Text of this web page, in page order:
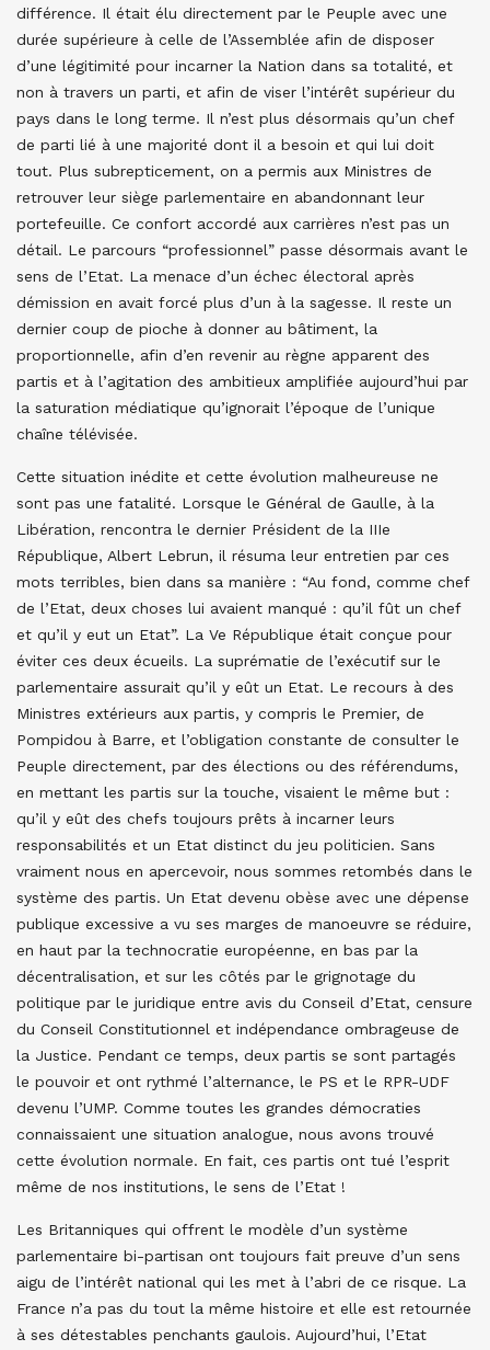
différence. Il était élu directement par le Peuple avec une
durée supérieure à celle de l’Assemblée afin de disposer
d’une légitimité pour incarner la Nation dans sa totalité, et
non à travers un parti, et afin de viser l’intérêt supérieur du
pays dans le long terme. Il n’est plus désormais qu’un chef
de parti lié à une majorité dont il a besoin et qui lui doit
tout. Plus subrepticement, on a permis aux Ministres de
retrouver leur siège parlementaire en abandonnant leur
portefeuille. Ce confort accordé aux carrières n’est pas un
détail. Le parcours “professionnel” passe désormais avant le
sens de l’Etat. La menace d’un échec électoral après
démission en avait forcé plus d’un à la sagesse. Il reste un
dernier coup de pioche à donner au bâtiment, la
proportionnelle, afin d’en revenir au règne apparent des
partis et à l’agitation des ambitieux amplifiée aujourd’hui par
la saturation médiatique qu’ignorait l’époque de l’unique
chaîne télévisée.
Cette situation inédite et cette évolution malheureuse ne
sont pas une fatalité. Lorsque le Général de Gaulle, à la
Libération, rencontra le dernier Président de la IIIe
République, Albert Lebrun, il résuma leur entretien par ces
mots terribles, bien dans sa manière : “Au fond, comme chef
de l’Etat, deux choses lui avaient manqué : qu’il fût un chef
et qu’il y eut un Etat”. La Ve République était conçue pour
éviter ces deux écueils. La suprématie de l’exécutif sur le
parlementaire assurait qu’il y eût un Etat. Le recours à des
Ministres extérieurs aux partis, y compris le Premier, de
Pompidou à Barre, et l’obligation constante de consulter le
Peuple directement, par des élections ou des référendums,
en mettant les partis sur la touche, visaient le même but :
qu’il y eût des chefs toujours prêts à incarner leurs
responsabilités et un Etat distinct du jeu politicien. Sans
vraiment nous en apercevoir, nous sommes retombés dans le
système des partis. Un Etat devenu obèse avec une dépense
publique excessive a vu ses marges de manoeuvre se réduire,
en haut par la technocratie européenne, en bas par la
décentralisation, et sur les côtés par le grignotage du
politique par le juridique entre avis du Conseil d’Etat, censure
du Conseil Constitutionnel et indépendance ombrageuse de
la Justice. Pendant ce temps, deux partis se sont partagés
le pouvoir et ont rythmé l’alternance, le PS et le RPR-UDF
devenu l’UMP. Comme toutes les grandes démocraties
connaissaient une situation analogue, nous avons trouvé
cette évolution normale. En fait, ces partis ont tué l’esprit
même de nos institutions, le sens de l’Etat !
Les Britanniques qui offrent le modèle d’un système
parlementaire bi-partisan ont toujours fait preuve d’un sens
aigu de l’intérêt national qui les met à l’abri de ce risque. La
France n’a pas du tout la même histoire et elle est retournée
à ses détestables penchants gaulois. Aujourd’hui, l’Etat